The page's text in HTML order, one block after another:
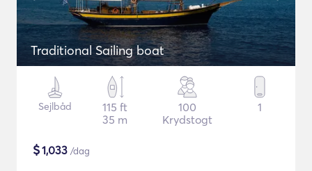
Traditional Sailing boat
Sejlbåd
115 ft
35 m
100
Krydstogt
1
$1,033 /dag